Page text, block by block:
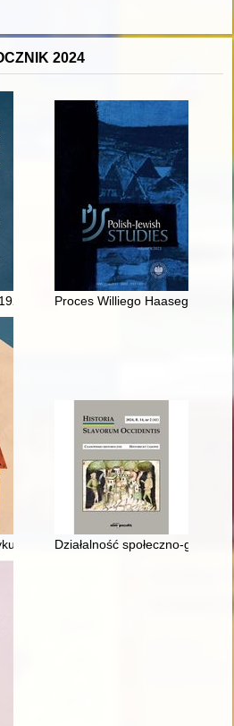
2024
2005) i jego prace historyczno-
Proces Williego Haasego
reportaże, przemówienia
Działalność społeczno-